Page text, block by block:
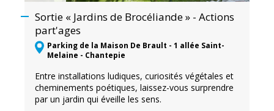
Sortie « Jardins de Brocéliande » - Actions
part'ages
Parking de la Maison De Brault - 1 allée Saint-
Melaine - Chantepie
Entre installations ludiques, curiosités végétales et
cheminements poétiques, laissez-vous surprendre
par un jardin qui éveille les sens.